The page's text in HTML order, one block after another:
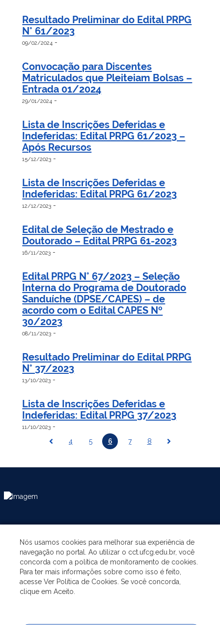
Resultado Preliminar do Edital PRPG
N° 61/2023
09/02/2024 -
Convocação para Discentes
Matriculados que Pleiteiam Bolsas –
Entrada 01/2024
29/01/2024 -
Lista de Inscrições Deferidas e
Indeferidas: Edital PRPG 61/2023 –
Após Recursos
15/12/2023 -
Lista de Inscrições Deferidas e
Indeferidas: Edital PRPG 61/2023
12/12/2023 -
Edital de Seleção de Mestrado e
Doutorado – Edital PRPG 61-2023
16/11/2023 -
Edital PRPG N° 67/2023 – Seleção
Interna do Programa de Doutorado
Sanduíche (DPSE/CAPES) – de
acordo com o Edital CAPES Nº
30/2023
08/11/2023 -
Resultado Preliminar do Edital PRPG
N° 37/2023
13/10/2023 -
Lista de Inscrições Deferidas e
Indeferidas: Edital PRPG 37/2023
11/10/2023 -
4
5 6 7 8
A UNIDADE
GRADUAÇÃO
Nós usamos cookies para melhorar sua experiência de
navegação no portal. Ao utilizar o cct.ufcg.edu.br, você
concorda com a política de monitoramento de cookies.
Para ter mais informações sobre como isso é feito,
acesse Ver Política de Cookies. Se você concorda,
clique em Aceito.